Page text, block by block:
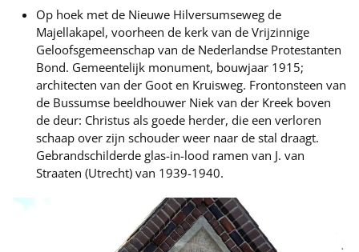
Op hoek met de Nieuwe Hilversumseweg de
Majellakapel, voorheen de kerk van de Vrijzinnige
Geloofsgemeenschap van de Nederlandse Protestanten
Bond. Gemeentelijk monument, bouwjaar 1915;
architecten van der Goot en Kruisweg. Frontonsteen van
de Bussumse beeldhouwer Niek van der Kreek boven
de deur: Christus als goede herder, die een verloren
schaap over zijn schouder weer naar de stal draagt.
Gebrandschilderde glas-in-lood ramen van J. van
Straaten (Utrecht) van 1939-1940.